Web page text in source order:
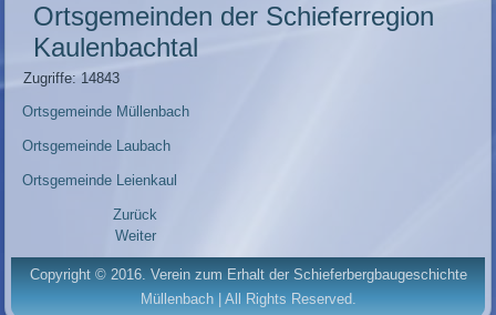
Ortsgemeinden der Schieferregion
Kaulenbachtal
Zugriffe: 14843
Ortsgemeinde Müllenbach
Ortsgemeinde Laubach
Ortsgemeinde Leienkaul
Zurück
Weiter
Copyright © 2016. Verein zum Erhalt der Schieferbergbaugeschichte
Müllenbach | All Rights Reserved.